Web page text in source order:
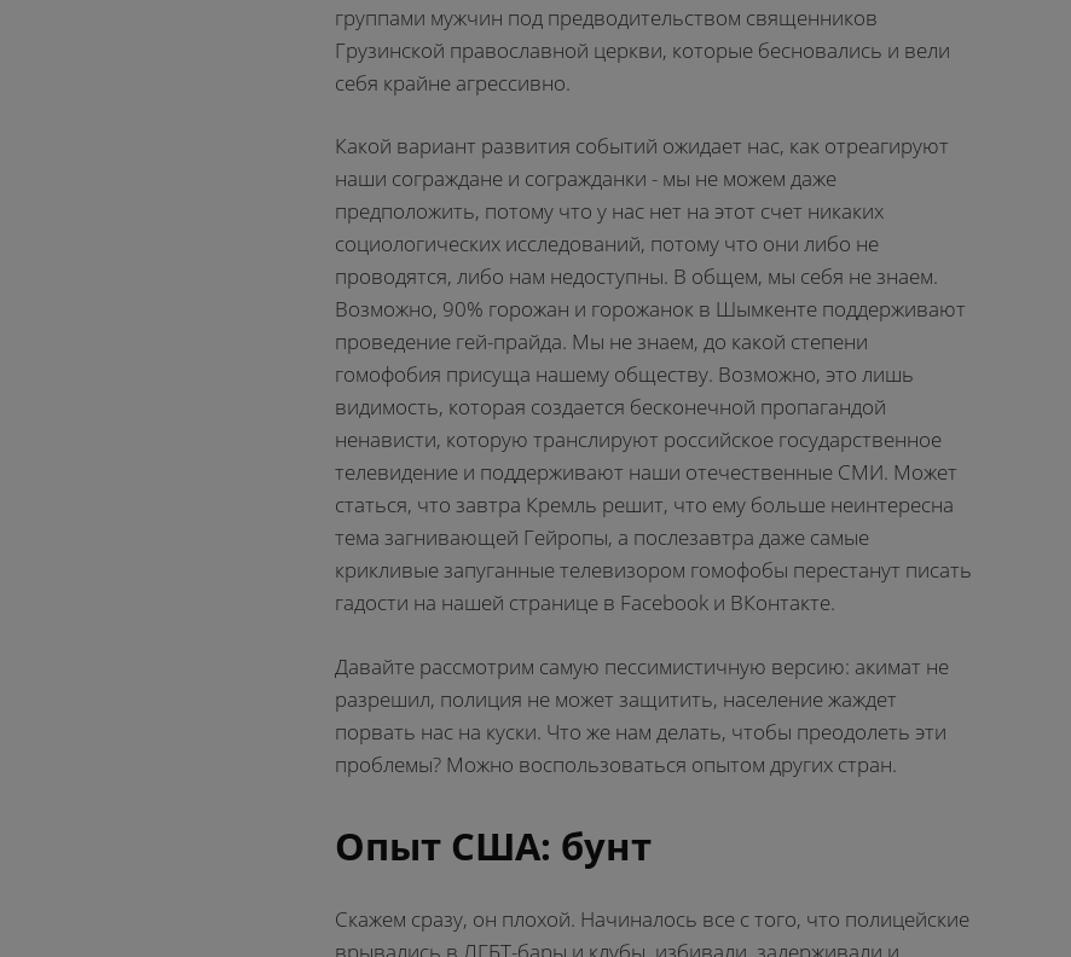
группами мужчин под предводительством священников
Грузинской православной церкви, которые бесновались и вели
себя крайне агрессивно.
Какой вариант развития событий ожидает нас, как отреагируют
наши сограждане и согражданки - мы не можем даже
предположить, потому что у нас нет на этот счет никаких
социологических исследований, потому что они либо не
проводятся, либо нам недоступны. В общем, мы себя не знаем.
Возможно, 90% горожан и горожанок в Шымкенте поддерживают
проведение гей-прайда. Мы не знаем, до какой степени
гомофобия присуща нашему обществу. Возможно, это лишь
видимость, которая создается бесконечной пропагандой
ненависти, которую транслируют российское государственное
телевидение и поддерживают наши отечественные СМИ. Может
статься, что завтра Кремль решит, что ему больше неинтересна
тема загнивающей Гейропы, а послезавтра даже самые
крикливые запуганные телевизором гомофобы перестанут писать
гадости на нашей странице в Facebook и ВКонтакте.
Давайте рассмотрим самую пессимистичную версию: акимат не
разрешил, полиция не может защитить, население жаждет
порвать нас на куски. Что же нам делать, чтобы преодолеть эти
проблемы? Можно воспользоваться опытом других стран.
Опыт США: бунт
Скажем сразу, он плохой. Начиналось все с того, что полицейские